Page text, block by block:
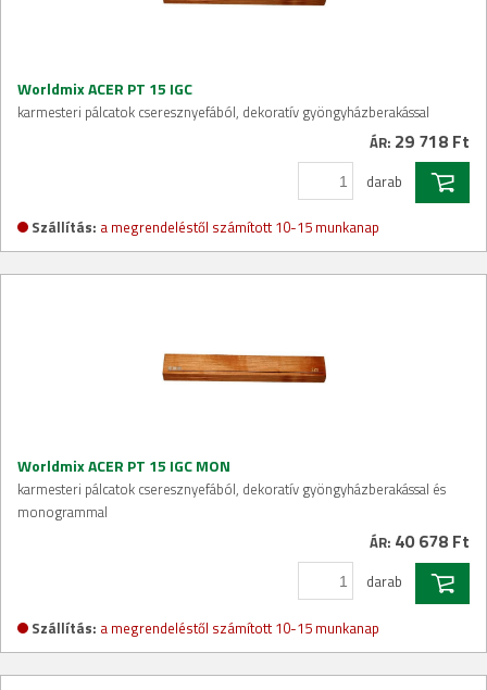
Worldmix ACER PT 15 IGC
karmesteri pálcatok cseresznyefából, dekoratív gyöngyházberakással
ÁR: 29 718 Ft
darab
Szállítás: a megrendeléstől számított 10-15 munkanap
Worldmix ACER PT 15 IGC MON
karmesteri pálcatok cseresznyefából, dekoratív gyöngyházberakással és
monogrammal
ÁR: 40 678 Ft
darab
Szállítás: a megrendeléstől számított 10-15 munkanap